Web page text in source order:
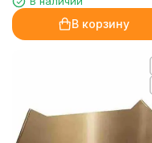
В корзину